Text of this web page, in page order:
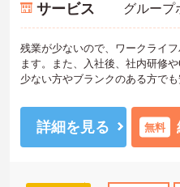
サービス グループ
残業が少ないので、ワークライ
ます。また、入社後、社内研修
少ない方やブランクのある方で
のでお気軽にご相談ください。
詳細を見る 無料